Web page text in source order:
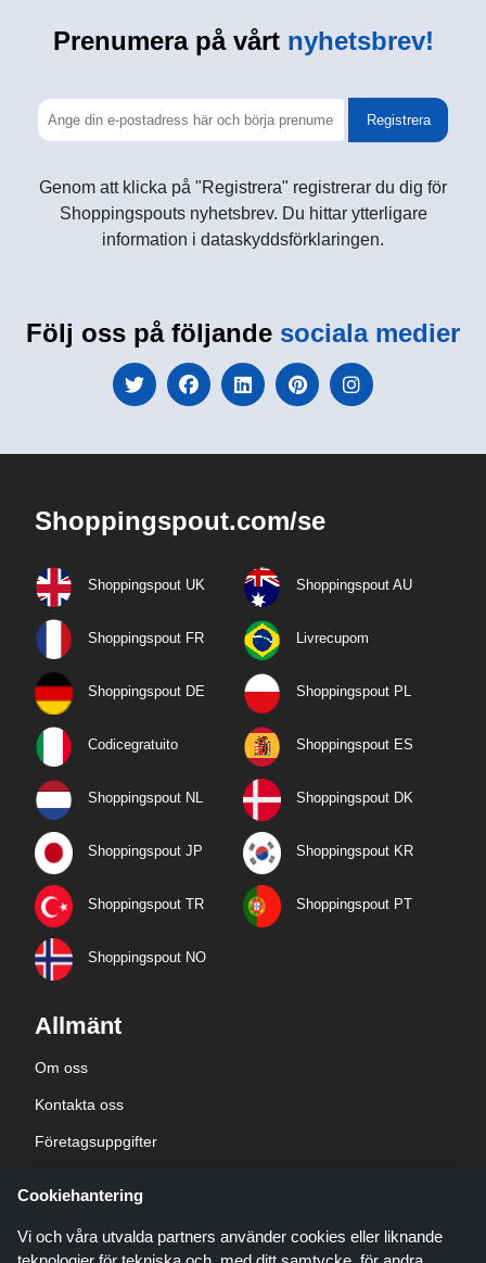
Prenumera på vårtnyhetsbrev!
Registrera
Genom att klicka på "Registrera" registrerar du dig för
Shoppingspouts nyhetsbrev. Du hittar ytterligare
information i dataskyddsförklaringen.
Följ oss på följande sociala medier
Shoppingspout.com/se
Shoppingspout UK Shoppingspout AU
Shoppingspout FR Livrecupom
Shoppingspout DE Shoppingspout PL
Codicegratuito Shoppingspout ES
Shoppingspout NL Shoppingspout DK
Shoppingspout JP Shoppingspout KR
Shoppingspout TR Shoppingspout PT
Shoppingspout NO
Allmänt
Om oss
Kontakta oss
Företagsuppgifter
Cookiehantering
Vi och våra utvalda partners använder cookies eller liknande